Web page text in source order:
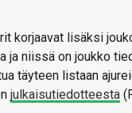
korjaavat lisäksi
ja niissä on joukko
täyteen listaan
julkaisutiedotteesta